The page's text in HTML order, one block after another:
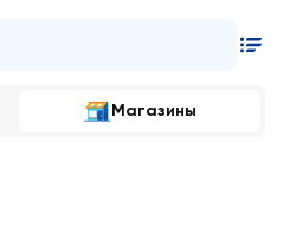
Магазины